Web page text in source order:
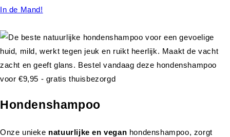
In de Mand!
Hondenshampoo
Onze unieke natuurlijke en vegan hondenshampoo, zorgt